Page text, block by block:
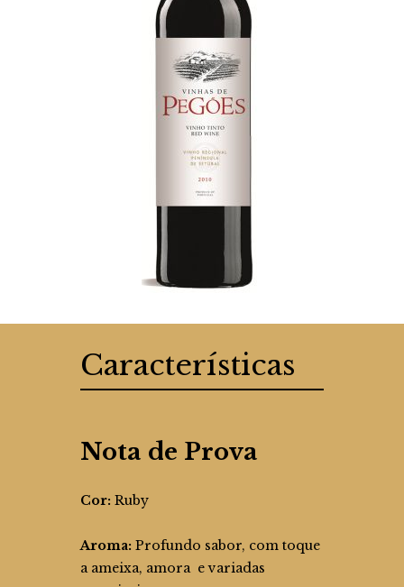
Características
Nota de Prova
Cor: Ruby
Aroma: Profundo sabor, com toque
a ameixa, amora e variadas